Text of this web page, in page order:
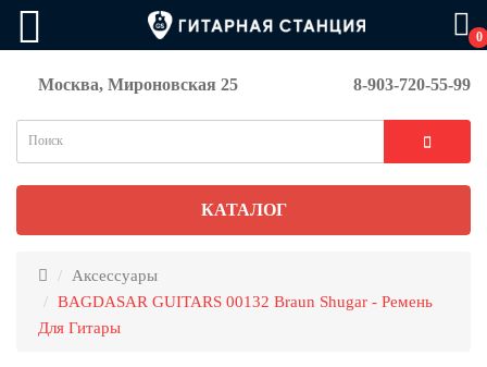
0
Москва, Мироновская 25 8-903-720-55-99
КАТАЛОГ
Аксессуары
BAGDASAR GUITARS 00132 Braun Shugar - Ремень
Для Гитары